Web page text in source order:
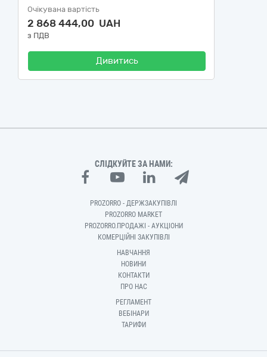
Очікувана вартість
2 868 444,00 UAH
з ПДВ
Дивитись
СЛІДКУЙТЕ ЗА НАМИ:
PROZORRO - ДЕРЖЗАКУПІВЛІ
PROZORRO MARKET
PROZORRO.ПРОДАЖІ - АУКЦІОНИ
КОМЕРЦІЙНІ ЗАКУПІВЛІ
НАВЧАННЯ
НОВИНИ
КОНТАКТИ
ПРО НАС
РЕГЛАМЕНТ
ВЕБІНАРИ
ТАРИФИ